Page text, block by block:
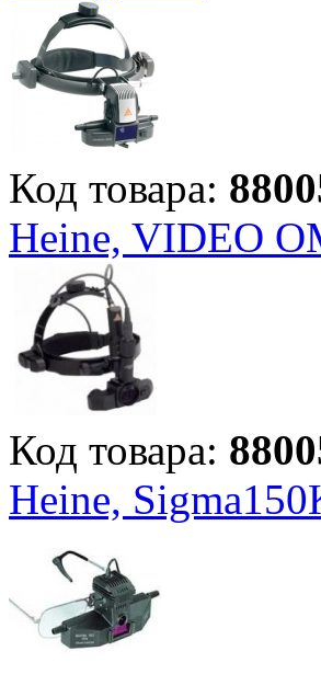
Код товара:
Heine, VIDEO
Код товара:
Heine,